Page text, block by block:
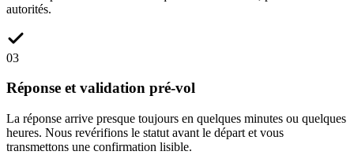
autorités.
03
Réponse et validation pré-vol
La réponse arrive presque toujours en quelques minutes ou quelques
heures. Nous revérifions le statut avant le départ et vous
transmettons une confirmation lisible.